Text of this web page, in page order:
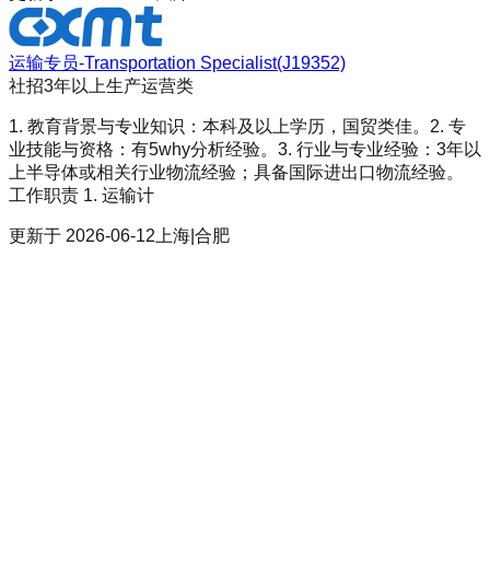
运输专员-Transportation Specialist(J19352)
社招3年以上生产运营类
1. 教育背景与专业知识：本科及以上学历，国贸类佳。2. 专
业技能与资格：有5why分析经验。3. 行业与专业经验：3年以
上半导体或相关行业物流经验；具备国际进出口物流经验。
工作职责 1. 运输计
更新于 2026-06-12 上海|合肥